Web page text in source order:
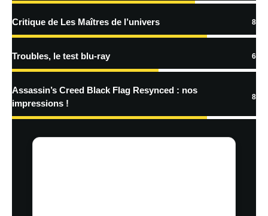
Critique de Les Maîtres de l’univers 8
Troubles, le test blu-ray 6
Assassin’s Creed Black Flag Resynced : nos
impressions !
8